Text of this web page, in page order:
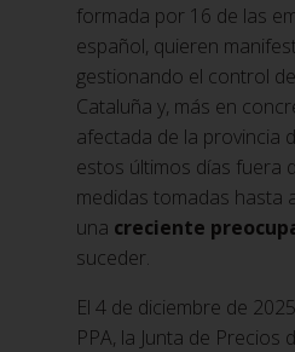
formada por 16 de las
español, quieren
gestionando el control
Cataluña y, más en
afectada de la provincia
estos últimos días fuera
medidas tomadas hasta
una creciente
suceder.
El 4 de diciembre de
PPA, la Junta de